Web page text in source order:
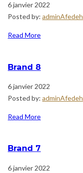
6 janvier 2022
Posted by: adminAfedeh
Read More
Brand 8
6 janvier 2022
Posted by: adminAfedeh
Read More
Brand 7
6 janvier 2022